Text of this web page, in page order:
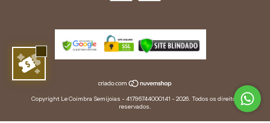
Copyright Le Coimbra Semijoias - 41796744000141 - 2026. Todos os direitos
reservados.